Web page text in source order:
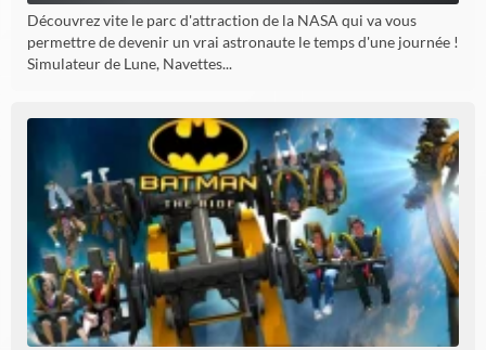
Découvrez vite le parc d'attraction de la NASA qui va vous
permettre de devenir un vrai astronaute le temps d'une journée !
Simulateur de Lune, Navettes...